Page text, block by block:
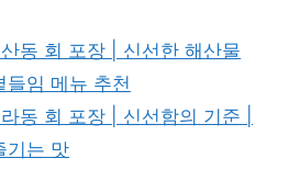
동 회 포장 | 신선한 해산물
들임 메뉴 추천
동 회 포장 | 신선함의 기준 |
기는 맛